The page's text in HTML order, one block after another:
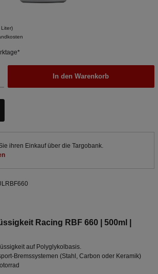
In den Warenkorb
ihren Einkauf über die Targobank.
Racing RBF 660 | 500ml |
auf Polyglykolbasis.
Bremssystemen (Stahl, Carbon oder Keramik)